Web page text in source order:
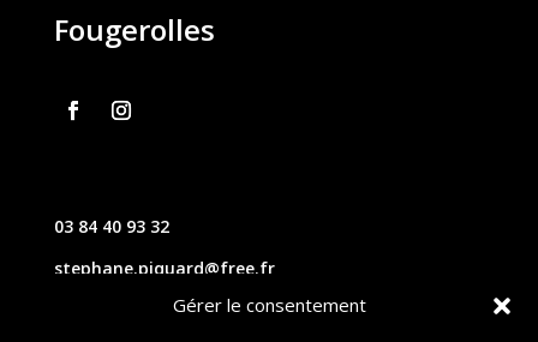
Gérer le consentement
Fougerolles
03 84 40 93 32
stephane.piquard@free.fr
61 les chavannes – 70220 FOUGEROLLES